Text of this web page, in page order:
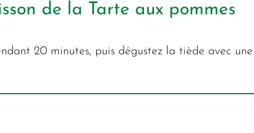
de la Tarte aux pommes
20 minutes, puis dégustez la tiède avec